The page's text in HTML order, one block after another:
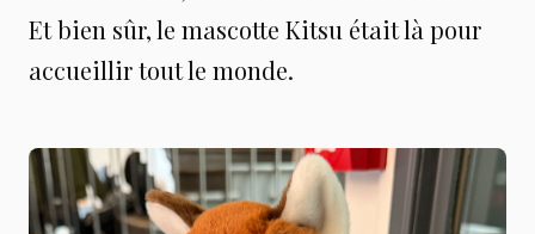
Et bien sûr, le mascotte Kitsu était là pour
accueillir tout le monde.